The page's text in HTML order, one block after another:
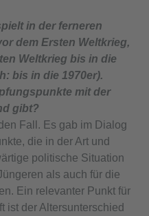
in der ferneren
dem Ersten Weltkrieg,
Weltkrieg bis in die
bis in die 1970er).
mit der
gibt?
Fall. Es gab im Dialog
die in der Art und
politische Situation
als auch für die
Ein relevanter Punkt für
ist der Altersunterschied